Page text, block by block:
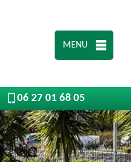
MENU
06 27 01 68 05